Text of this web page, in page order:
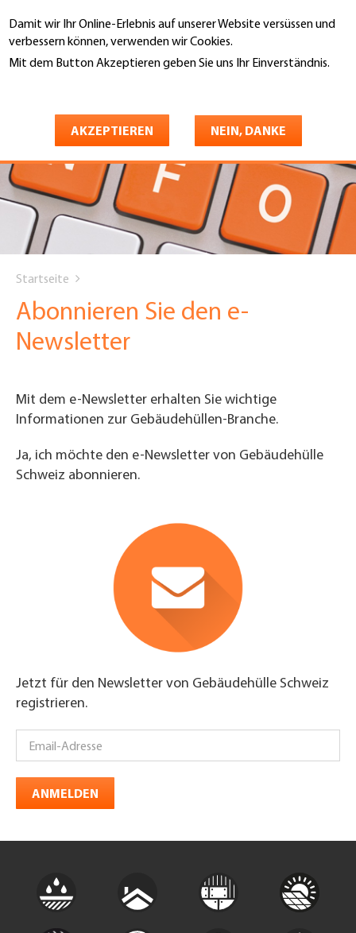
Damit wir Ihr Online-Erlebnis auf unserer Website versüssen und
verbessern können, verwenden wir Cookies.
Mit dem Button Akzeptieren geben Sie uns Ihr Einverständnis.
AKZEPTIEREN NEIN, DANKE
zum
Inhalt
are
here
Startseite
Abonnieren Sie den e-
Newsletter
Mit dem e-Newsletter erhalten Sie wichtige
Informationen zur Gebäudehüllen-Branche.
Ja, ich möchte den e-Newsletter von Gebäudehülle
Schweiz abonnieren.
Jetzt für den Newsletter von Gebäudehülle Schweiz
registrieren.
ANMELDEN